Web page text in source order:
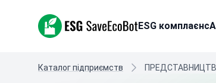
ESG SaveEcoBot ESG комплаєнс
Каталог підприємств